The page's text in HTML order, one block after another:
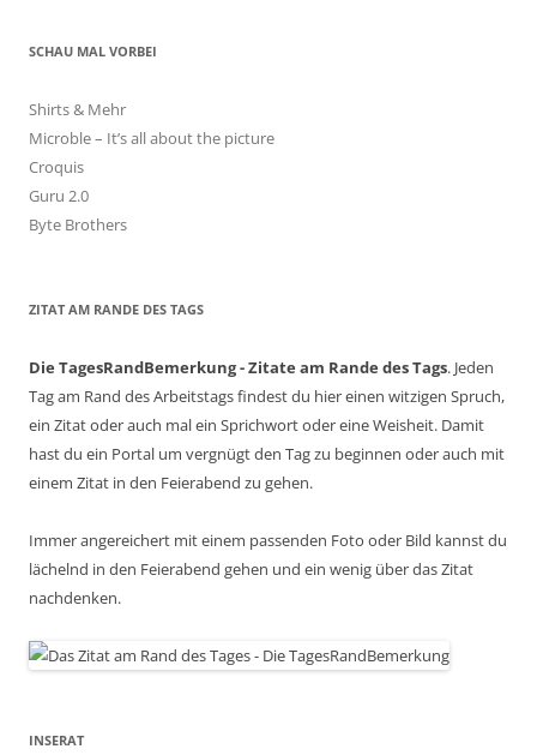
SCHAU MAL VORBEI
Shirts & Mehr
Microble – It’s all about the picture
Croquis
Guru 2.0
Byte Brothers
ZITAT AM RANDE DES TAGS
Die TagesRandBemerkung - Zitate am Rande des Tags. Jeden
Tag am Rand des Arbeitstags findest du hier einen witzigen Spruch,
ein Zitat oder auch mal ein Sprichwort oder eine Weisheit. Damit
hast du ein Portal um vergnügt den Tag zu beginnen oder auch mit
einem Zitat in den Feierabend zu gehen.
Immer angereichert mit einem passenden Foto oder Bild kannst du
lächelnd in den Feierabend gehen und ein wenig über das Zitat
nachdenken.
INSERAT